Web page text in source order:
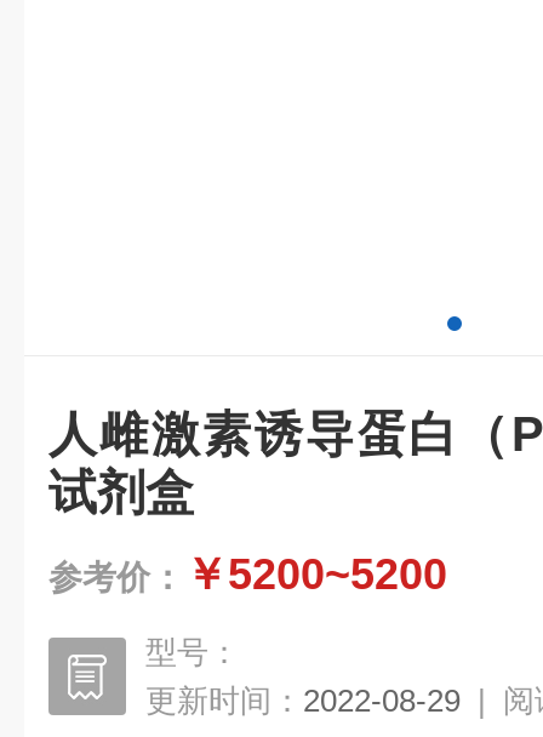
人雌激素诱导蛋白（
试剂盒
参考价： ￥5200~5200
型号：
更新时间： 2022-08-29 | 阅